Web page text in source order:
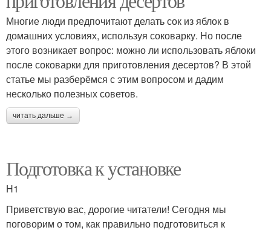
Многие люди предпочитают делать сок из яблок в
домашних условиях, используя соковарку. Но после
этого возникает вопрос: можно ли использовать яблоки
после соковарки для приготовления десертов? В этой
статье мы разберёмся с этим вопросом и дадим
несколько полезных советов.
читать дальше →
Подготовка к установке
H1
Приветствую вас, дорогие читатели! Сегодня мы
поговорим о том, как правильно подготовиться к